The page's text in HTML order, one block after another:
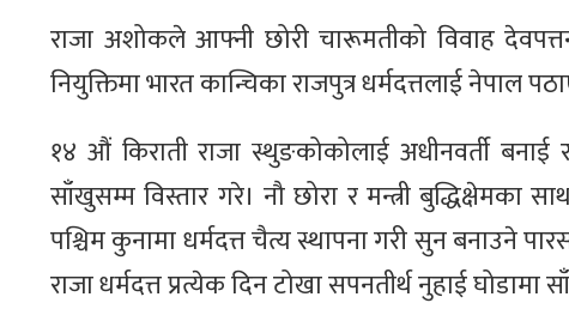
राजा अशोकले आफ्नी छोरी चारूमतीको विवाह
नियुक्तिमा भारत कान्चिका राजपुत्र धर्मदत्तलाई नेपाल
१४ औं किराती राजा स्थुङकोकोलाई अधीनवर्ती बनाई
साँखुसम्म विस्तार गरे। नौ छोरा र मन्त्री बुद्धिक्षेमका
पश्चिम कुनामा धर्मदत्त चैत्य स्थापना गरी सुन बनाउने
राजा धर्मदत्त प्रत्येक दिन टोखा सपनतीर्थ नुहाई घोडामा